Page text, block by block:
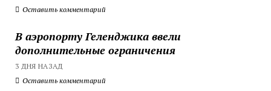
Оставить комментарий
В аэропорту Геленджика ввели
дополнительные ограничения
3 ДНЯ НАЗАД
Оставить комментарий